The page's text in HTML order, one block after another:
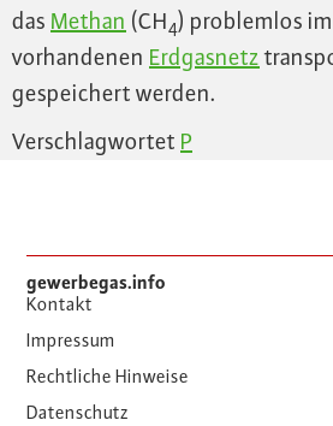
das Methan (CH4) problemlos im
vorhandenen Erdgasnetz
gespeichert werden.
Verschlagwortet P
gewerbegas.info
Kontakt
Impressum
Rechtliche Hinweise
Datenschutz